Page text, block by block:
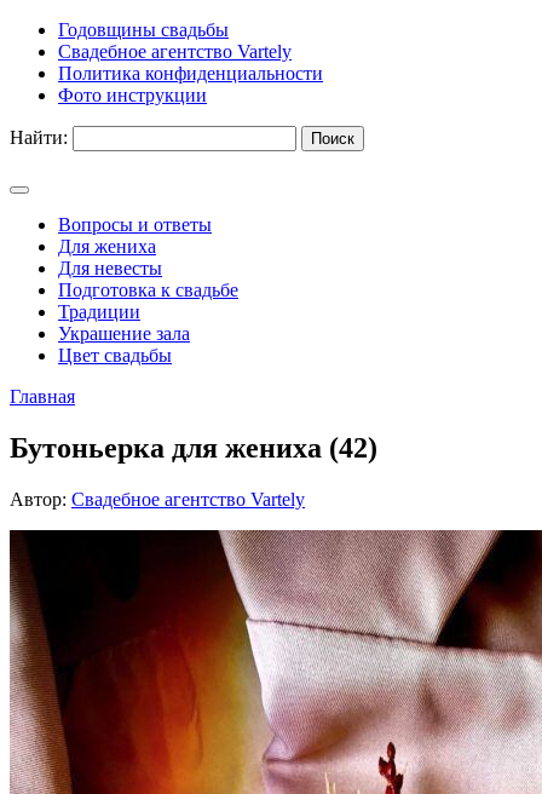
Годовщины свадьбы
Свадебное агентство Vartely
Политика конфиденциальности
Фото инструкции
Найти:
Вопросы и ответы
Для жениха
Для невесты
Подготовка к свадьбе
Традиции
Украшение зала
Цвет свадьбы
Главная
Бутоньерка для жениха (42)
Автор: Свадебное агентство Vartely